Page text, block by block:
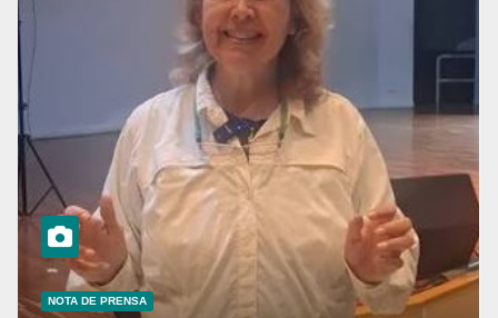
NOTA DE PRENSA